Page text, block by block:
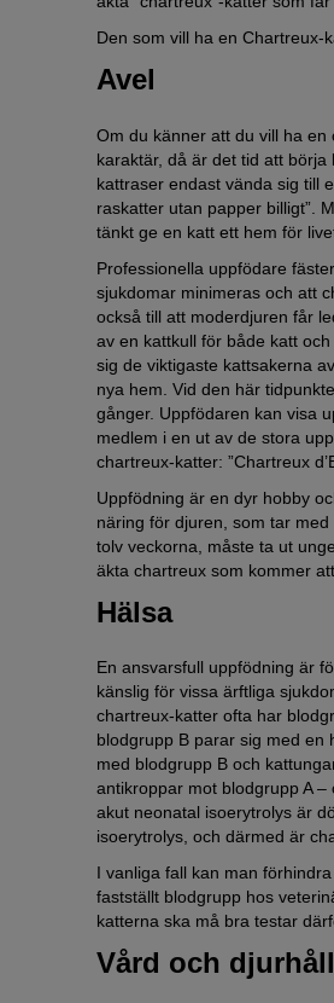
Den som vill ha en Chartreux-
Avel
Om du känner att du vill ha en
karaktär, då är det tid att
kattraser endast vända sig till
raskatter utan papper billigt”.
tänkt ge en katt ett hem för
Professionella uppfödare
sjukdomar minimeras och att
också till att moderdjuren får
av en kattkull för både katt
sig de viktigaste kattsakerna
nya hem. Vid den här
gånger. Uppfödaren kan visa
medlem i en ut av de stora
chartreux-katter: ”Chartreux
Uppfödning är en dyr hobby
näring för djuren, som tar
tolv veckorna, måste ta ut
äkta chartreux som kommer
Hälsa
En ansvarsfull uppfödning är
känslig för vissa ärftliga
chartreux-katter ofta har
blodgrupp B parar sig med en
med blodgrupp B och
antikroppar mot blodgrupp A
akut neonatal isoerytrolys är
isoerytrolys, och därmed är
I vanliga fall kan man
fastställt blodgrupp hos
katterna ska må bra testar
Vård och